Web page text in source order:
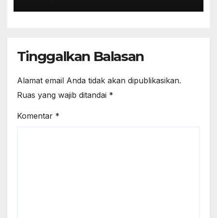
Tinggalkan Balasan
Alamat email Anda tidak akan dipublikasikan.
Ruas yang wajib ditandai *
Komentar *